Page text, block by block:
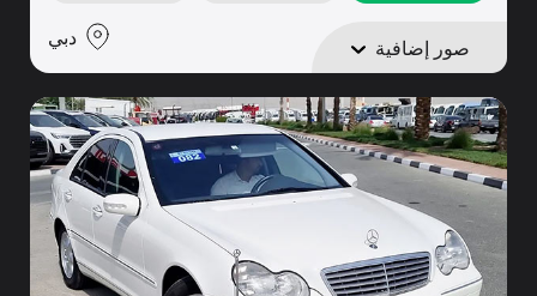
صور إضافية دبي